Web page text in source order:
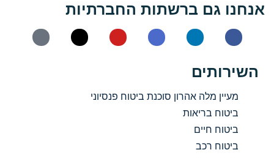
אנחנו גם ברשתות החברתיות
השירותים
מעיין מלה אהרון סוכנת ביטוח פנסיוני
ביטוח בריאות
ביטוח חיים
ביטוח רכב